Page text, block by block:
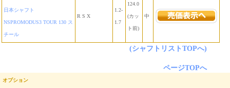
日本シャフト
NSPROMODUS3 TOUR 130 ス
チール
R S X
1.2-
1.7
124.0
(カッ
ト前)
中
(シャフトリストTOPへ)
ページTOPへ
オプション